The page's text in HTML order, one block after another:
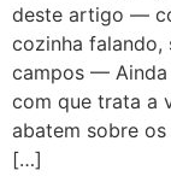
deste artigo —
cozinha falando,
campos — Ainda
com que trata a
abatem sobre
[…]